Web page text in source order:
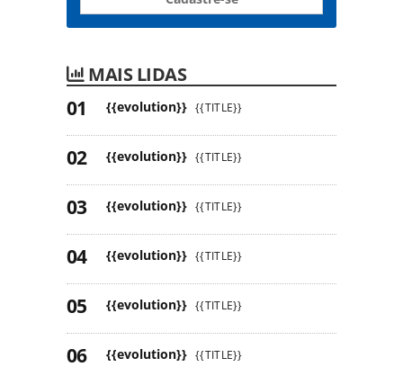
MAIS LIDAS
{{evolution}} {{TITLE}}
{{evolution}} {{TITLE}}
{{evolution}} {{TITLE}}
{{evolution}} {{TITLE}}
{{evolution}} {{TITLE}}
{{evolution}} {{TITLE}}